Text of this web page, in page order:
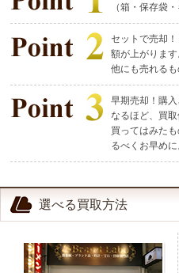
（箱・保存袋
セットで売却
額が上がります
他にも売れるも
早期売却！購
なるほど、買取
買ってはみた
るべくお早めに
選べる買取方法